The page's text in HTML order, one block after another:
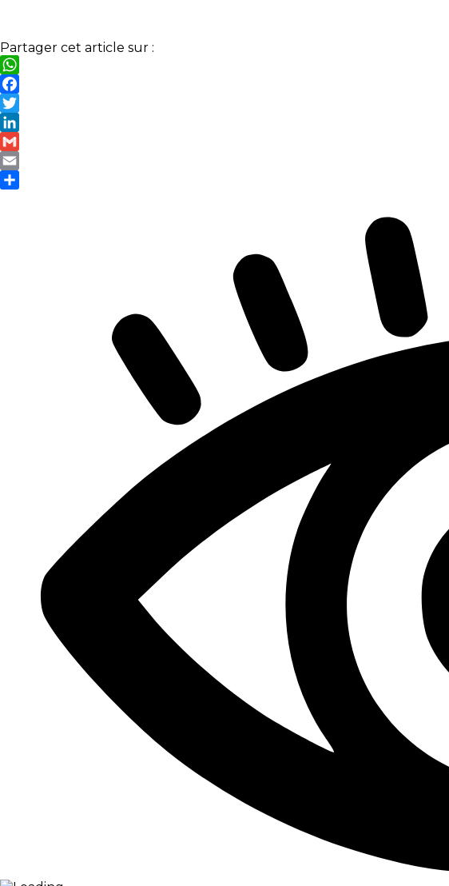
Partager cet article sur :
WhatsApp
Facebook
Twitter
LinkedIn
Gmail
Email